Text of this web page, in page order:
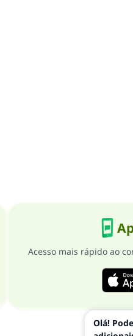
Acesso mais rápido ao
Olá!